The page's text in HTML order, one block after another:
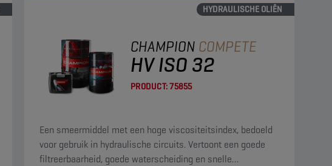
HYDRAULISCHE OLIËN
CHAMPION COMPETE
HV ISO 32
PRODUCT:75855
Een smeermiddel met een hoge viscositeitsindex, bedoeld
voor gebruik in hydraulische circuits. Vertoont een goede
filtreerbaarheid, goede waterscheiding en snelle